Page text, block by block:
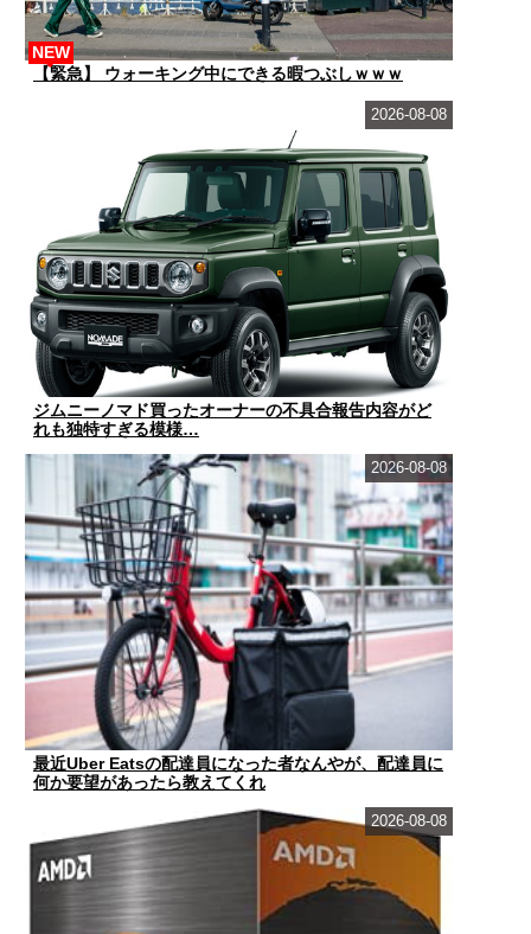
【緊急】 ウォーキング中にできる暇つぶしｗｗｗ
NEW
ジムニーノマド買ったオーナーの不具合報告内容がど
れも独特すぎる模様…
2026-08-08
最近Uber Eatsの配達員になった者なんやが、配達員に
何か要望があったら教えてくれ
2026-08-08
2026-08-08